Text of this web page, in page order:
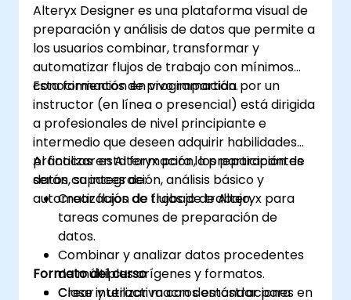
Alteryx Designer es una plataforma visual de
preparación y análisis de datos que permite a
los usuarios combinar, transformar y
automatizar flujos de trabajo con mínimos
conocimientos de programación.
Esta formación en vivo impartida por un
instructor (en línea o presencial) está dirigida
a profesionales de nivel principiante e
intermedio que deseen adquirir habilidades
prácticas en Alteryx para la preparación de
datos, su integración, análisis básico y
automatización de flujos de trabajo.
Al finalizar esta formación, los participantes
serán capaces de:
Crear flujos de trabajo de Alteryx para
tareas comunes de preparación de
datos.
Combinar y analizar datos procedentes
de múltiples orígenes y formatos.
Crear y utilizar macros estándar para
Formato del curso
Clase interactiva con demostraciones en